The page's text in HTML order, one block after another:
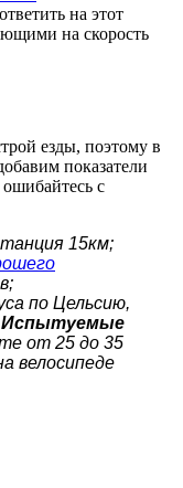
на этот
на скорость
езды, поэтому в
показатели
с
15км;
по Цельсию,
Испытуемые
от 25 до 35
велосипеде